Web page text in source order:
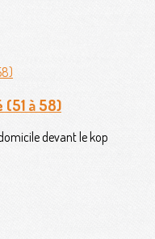
(51 à 58)
devant le kop